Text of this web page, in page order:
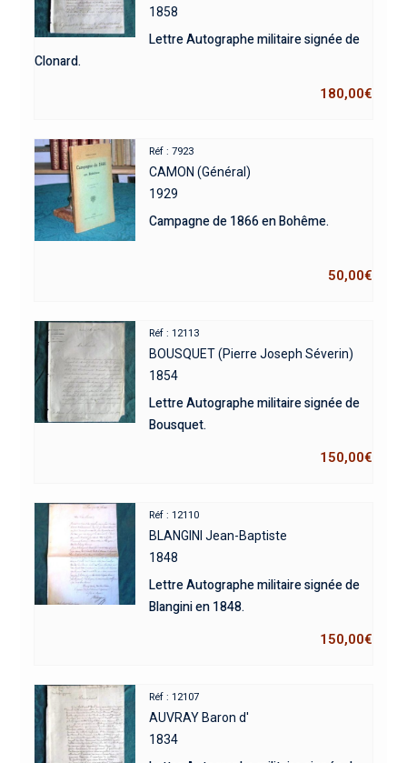
1858
Lettre Autographe militaire signée de
Clonard.
180,00€
Réf : 7923
CAMON (Général)
1929
Campagne de 1866 en Bohême.
50,00€
Réf : 12113
BOUSQUET (Pierre Joseph Séverin)
1854
Lettre Autographe militaire signée de
Bousquet.
150,00€
Réf : 12110
BLANGINI Jean-Baptiste
1848
Lettre Autographe militaire signée de
Blangini en 1848.
150,00€
Réf : 12107
AUVRAY Baron d'
1834